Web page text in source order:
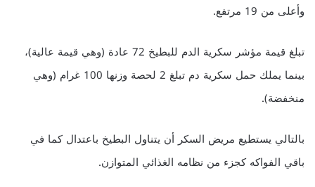
وأعلى من 19 مرتفع.
تبلغ قيمة مؤشر سكرية الدم للبطيخ 72 عادة (وهي قيمة عالية)،
بينما يملك حمل سكرية دم تبلغ 2 لحصة وزنها 100 غرام (وهي
منخفضة).
بالتالي يستطيع مريض السكر أن يتناول البطيخ باعتدال كما في
باقي الفواكه كجزء من نظامه الغذائي المتوازن.